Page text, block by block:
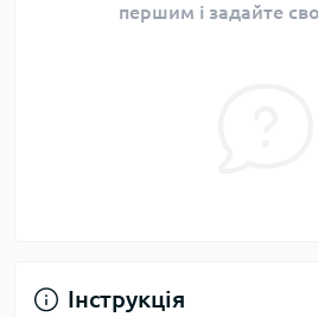
першим і задайте
Інструкція